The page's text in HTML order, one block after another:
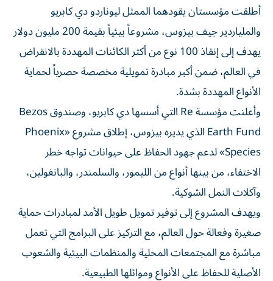
أطلقت مؤسستان يقودهما الممثل ليوناردو دي كابريو
والملياردير جيف بيزوس، مشروعاً بيئياً بقيمة 200 مليون دولار
يهدف إلى إنقاذ 100 نوع من أكثر الكائنات المهددة بالانقراض
في العالم، ضمن أكبر مبادرة تمويلية مخصصة حصرياً لحماية
الأنواع المهددة بشدة.
وأعلنت مؤسسة Re التي أسسها دي كابريو، وصندوق Bezos
Earth Fund الذي يديره بيزوس، إطلاق مشروع «Phoenix
Species» لدعم جهود الحفاظ على حيوانات تواجه خطر
الاختفاء، من بينها أنواع من الليمور، والسلمندر، والبانغولين،
وآكلات النمل الشوكية.
ويهدف المشروع إلى توفير تمويل طويل الأمد لمبادرات حماية
صغيرة وفعالة حول العالم، مع التركيز على البرامج التي تعمل
مباشرة مع المجتمعات المحلية والمنظمات البيئية والشعوب
الأصلية للحفاظ على الأنواع وموائلها الطبيعية.